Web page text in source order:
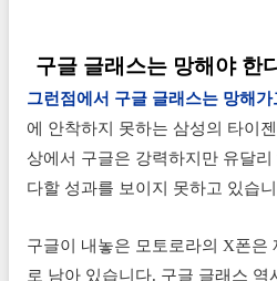
구글 글래스는 망해야 한
그런점에서 구글 글래스는 망해가
에 안착하지 못하는 삼성의 타이
상에서 구글은 강력하지만 유달
다할 성과를 보이지 못하고 있습
구글이 내놓은 모토로라의 X폰은
로 남아 있습니다. 구글 글래스 역